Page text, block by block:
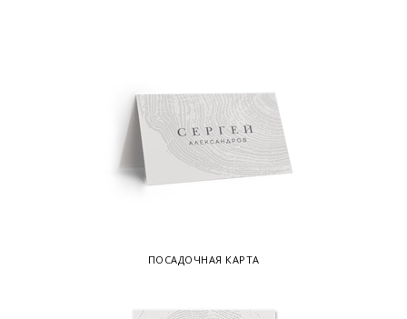
ПОСАДОЧНАЯ КАРТА